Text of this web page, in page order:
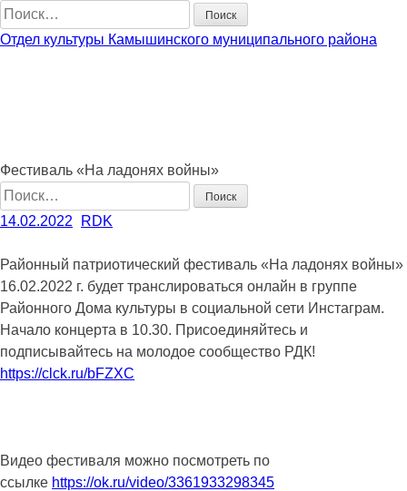
Наверх
Найти:
Отдел культуры Камышинского муниципального района
Фестиваль «На ладонях войны»
Найти:
14.02.2022
RDK
Районный патриотический фестиваль «На ладонях войны»
16.02.2022 г. будет транслироваться онлайн в группе
Районного Дома культуры в социальной сети Инстаграм.
Начало концерта в 10.30. Присоединяйтесь и
подписывайтесь на молодое сообщество РДК!
https://clck.ru/bFZXC
Видео фестиваля можно посмотреть по
ссылке https://ok.ru/video/3361933298345